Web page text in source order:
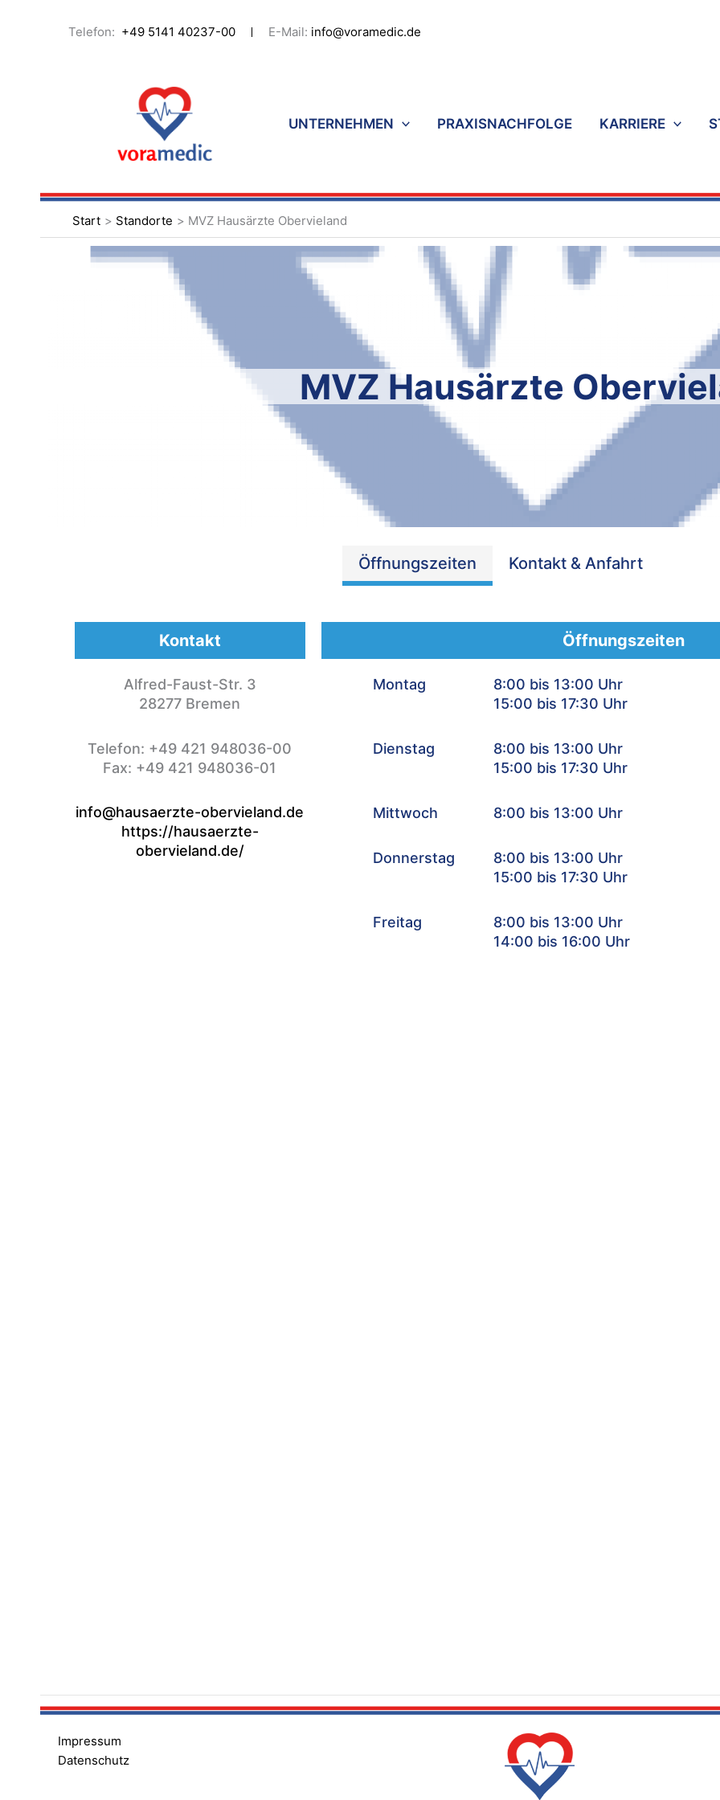
InhaltTelefon: +49 5141 40237-00 E-Mail: info@voramedic.de
UNTERNEHMEN PRAXISNACHFOLGE KARRIERE
Start Standorte MVZ Hausärzte Obervieland
MVZ Hausärzte
Öffnungszeiten Kontakt & Anfahrt
Kontakt
Alfred-Faust-Str. 3
28277 Bremen
Telefon: +49 421 948036-00
Fax: +49 421 948036-01
info@hausaerzte-obervieland.de
https://hausaerzte-
obervieland.de/
Öffnungszeiten
Montag
8:00 bis 13:00 Uhr
15:00 bis 17:30 Uhr
Dienstag
8:00 bis 13:00 Uhr
15:00 bis 17:30 Uhr
Mittwoch 8:00 bis 13:00 Uhr
Donnerstag
8:00 bis 13:00 Uhr
15:00 bis 17:30 Uhr
Freitag
8:00 bis 13:00 Uhr
14:00 bis 16:00 Uhr
Impressum
Datenschutz